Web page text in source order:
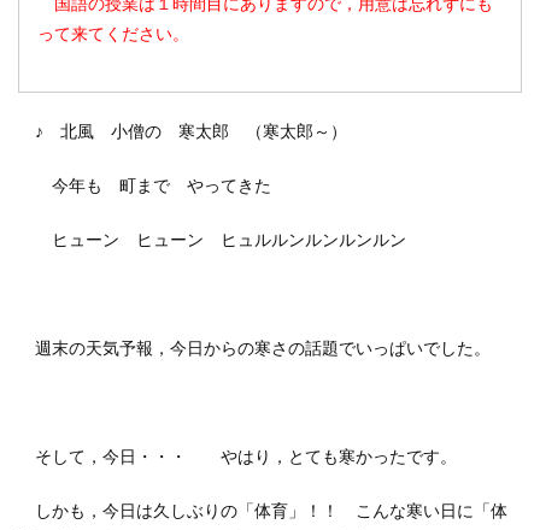
国語の授業は１時間目にありますので，用意は忘れずにも
って来てください。
♪ 北風 小僧の 寒太郎 （寒太郎～）
今年も 町まで やってきた
ヒューン ヒューン ヒュルルンルンルンルン
週末の天気予報，今日からの寒さの話題でいっぱいでした。
そして，今日・・・ やはり，とても寒かったです。
しかも，今日は久しぶりの「体育」！！ こんな寒い日に「体